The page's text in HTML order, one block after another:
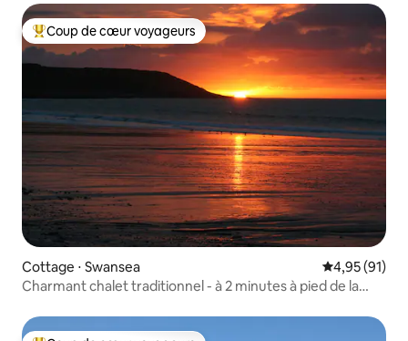
Coups de cœur voyageurs les plus appréciés
Coup de cœur voyageurs
Cottage ⋅ Swansea Évaluation
4,95 (91)
Charmant chalet traditionnel - à 2 minutes à pied de la